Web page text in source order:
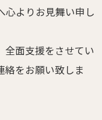
心よりお見舞い申し
全面支援をさせてい
絡をお願い致しま